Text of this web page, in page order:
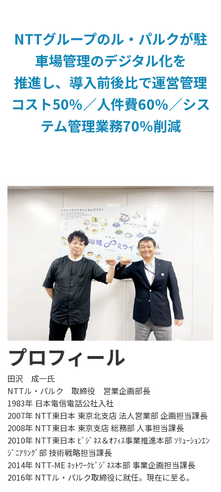
NTTグループのル・パルクが駐
車場管理のデジタル化を
推進し、導入前後比で運営管理
コスト50％／人件費60％／シス
テム管理業務70％削減
プロフィール
田沢 成一氏
NTTル・パルク 取締役 営業企画部長
1983年 日本電信電話公社入社
2007年 NTT東日本 東京北支店 法人営業部 企画担当課長
2008年 NTT東日本 東京支店 総務部 人事担当課長
2010年 NTT東日本 ﾋﾞｼﾞﾈｽ＆ｵﾌｨｽ事業推進本部 ｿﾘｭｰｼｮﾝｴﾝ
ｼﾞﾆｱﾘﾝｸﾞ部 技術戦略担当課長
2014年 NTT-ME ﾈｯﾄﾜｰｸﾋﾞｼﾞﾈｽ本部 事業企画担当課長
2016年 NTTル・パルク取締役に就任。現在に至る。